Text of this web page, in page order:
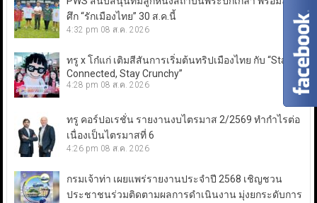
ศึก “รักเมืองไทย” 30 ส.ค.นี้
4:32 pm 08 ส.ค. 2026
ทรู x โก๋แก่ เติมสีสันการเริ่มต้นทริปเมืองไทย กับ “Stay
Connected, Stay Crunchy”
4:28 pm 08 ส.ค. 2026
ทรู คอร์ปอเรชั่น รายงานงบไตรมาส 2/2569 ทำกำไรต่อ
เนื่องเป็นไตรมาสที่ 6
4:26 pm 08 ส.ค. 2026
กรมเจ้าท่า เผยแพร่รายงานประจำปี 2568 เชิญชวน
ประชาชนร่วมติดตามผลการดำเนินงาน มุ่งยกระดับการ